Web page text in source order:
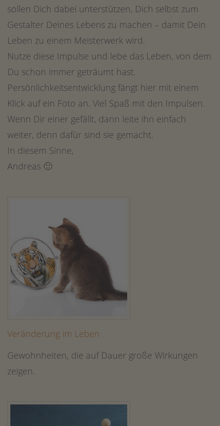
sollen Dich dabei unterstützen, Dich selbst zum
Gestalter Deines Lebens zu machen – damit Dein
Leben zu einem Meisterwerk wird.
Nutze diese Impulse und lebe das Leben, von dem
Du schon immer geträumt hast.
Persönlichkeitsentwicklung fängt hier mit einem
Klick auf ein Foto an. Viel Spaß mit den Impulsen.
Wenn Dir einer gefällt, dann leite ihn einfach
weiter, denn dafür sind sie gemacht.
In diesem Sinne,
Andreas 🙂
Veränderung im Leben
Gewohnheiten, die auf Dauer große Wirkungen
zeigen.